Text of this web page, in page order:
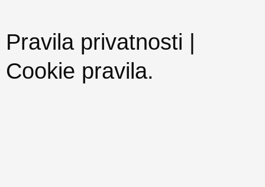
Pravila privatnosti |
Cookie pravila.